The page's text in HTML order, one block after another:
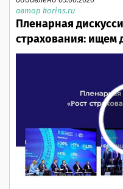
автор korins.ru
Пленарная
страхования: ищем